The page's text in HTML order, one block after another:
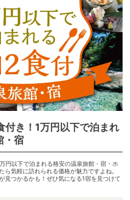
付き！1万円以下で泊まれ
・宿
円以下で泊まれる格安の温泉旅館・宿・ホ
ら気軽に訪れられる価格が魅力ですよね。
見つかるかも！ぜひ気になる1宿を見つけて